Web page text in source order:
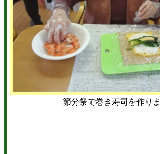
節分祭で巻き寿司を作りま